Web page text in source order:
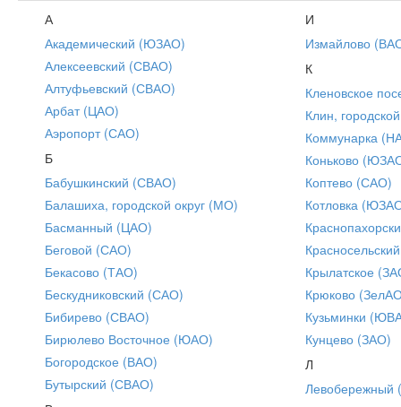
А
Академический (ЮЗАО)
Алексеевский (СВАО)
Алтуфьевский (СВАО)
Арбат (ЦАО)
Аэропорт (САО)
Б
Бабушкинский (СВАО)
Балашиха, городской округ (МО)
Басманный (ЦАО)
Беговой (САО)
Бекасово (ТАО)
Бескудниковский (САО)
Бибирево (СВАО)
Бирюлево Восточное (ЮАО)
Богородское (ВАО)
Бутырский (СВАО)
И
Измайлово
К
Кленовское
Клин,
Коммунарка
Коньково
Коптево (САО)
Котловка
Крылатское
Крюково
Кузьминки
Кунцево (ЗАО)
Л